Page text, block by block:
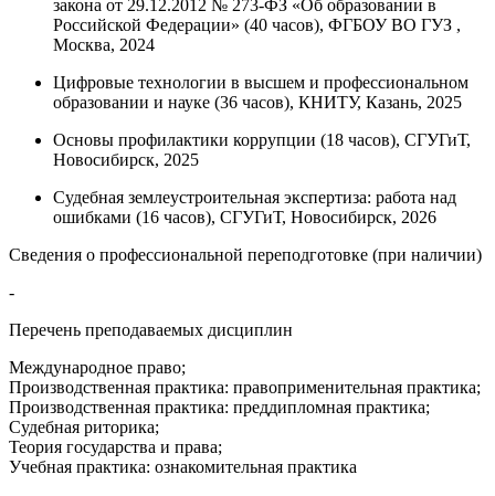
закона от 29.12.2012 № 273-ФЗ «Об образовании в
Российской Федерации» (40 часов), ФГБОУ ВО ГУЗ ,
Москва, 2024
Цифровые технологии в высшем и профессиональном
образовании и науке (36 часов), КНИТУ, Казань, 2025
Основы профилактики коррупции (18 часов), СГУГиТ,
Новосибирск, 2025
Судебная землеустроительная экспертиза: работа над
ошибками (16 часов), СГУГиТ, Новосибирск, 2026
Сведения о профессиональной переподготовке (при наличии)
-
Перечень преподаваемых дисциплин
Международное право;
Производственная практика: правоприменительная практика;
Производственная практика: преддипломная практика;
Судебная риторика;
Теория государства и права;
Учебная практика: ознакомительная практика